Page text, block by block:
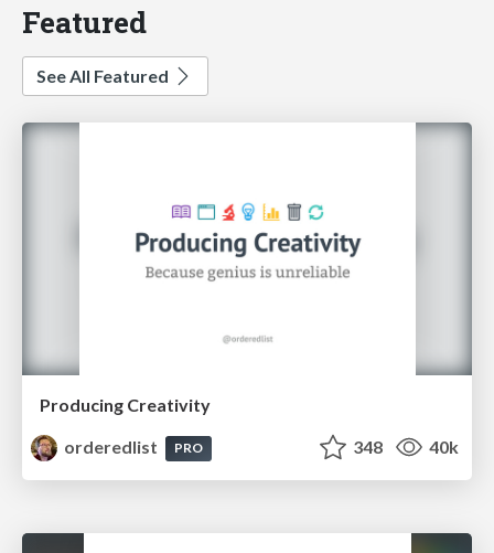
Featured
See All Featured
Producing Creativity
orderedlist
PRO 348 40k